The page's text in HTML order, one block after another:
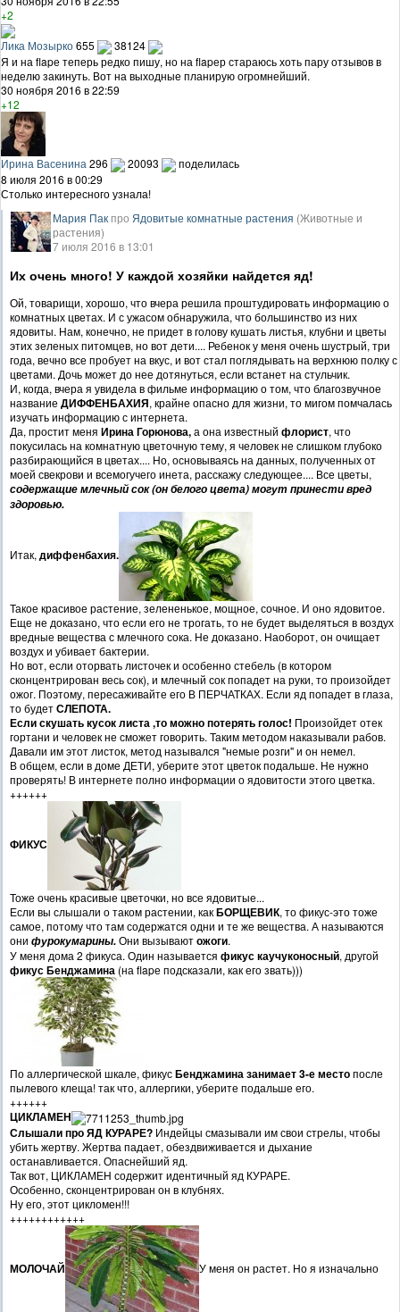
+2
Лика Мозырко655
38124
Я и на flapе теперь редко пишу, но на flapер стараюсь хоть пару отзывов в
неделю закинуть. Вот на выходные планирую огромнейший.
30 ноября 2016 в 22:59
+12
Ирина Васенина 296 20093
поделилась
8 июля 2016 в 00:29
Столько интересного узнала!
Мария Пак про Ядовитые комнатные растения (Животные и
растения)
7 июля 2016 в 13:01
Их очень много! У каждой хозяйки найдется яд!
Ой, товарищи, хорошо, что вчера решила проштудировать информацию о
комнатных цветах. И с ужасом обнаружила, что большинство из них
ядовиты. Нам, конечно, не придет в голову кушать листья, клубни и цветы
этих зеленых питомцев, но вот дети.... Ребенок у меня очень шустрый, три
года, вечно все пробует на вкус, и вот стал поглядывать на верхнюю полку с
цветами. Дочь может до нее дотянуться, если встанет на стульчик.
И, когда, вчера я увидела в фильме информацию о том, что благозвучное
название ДИФФЕНБАХИЯ, крайне опасно для жизни, то мигом помчалась
изучать информацию с интернета.
Да, простит меня Ирина Горюнова,а она известный флорист, что
покусилась на комнатную цветочную тему, я человек не слишком глубоко
разбирающийся в цветах.... Но, основываясь на данных, полученных от
моей свекрови и всемогучего инета, расскажу следующее.... Все цветы,
содержащие млечный сок (он белого цвета) могут принести вред
здоровью.
Итак, диффенбахия.
Такое красивое растение, зелененькое, мощное, сочное. И оно ядовитое.
Еще не доказано, что если его не трогать, то не будет выделяться в воздух
вредные вещества с млечного сока. Не доказано. Наоборот, он очищает
воздух и убивает бактерии.
Но вот, если оторвать листочек и особенно стебель (в котором
сконцентрирован весь сок), и млечный сок попадет на руки, то произойдет
ожог. Поэтому, пересаживайте его В ПЕРЧАТКАХ. Если яд попадет в глаза,
то будетСЛЕПОТА.
Если скушать кусок листа ,то можно потерять голос! Произойдет отек
гортани и человек не сможет говорить. Таким методом наказывали рабов.
Давали им этот листок, метод назывался "немые розги" и он немел.
В общем, если в доме ДЕТИ, уберите этот цветок подальше. Не нужно
проверять! В интернете полно информации о ядовитости этого цветка.
++++++
ФИКУС
Тоже очень красивые цветочки, но все ядовитые...
Если вы слышали о таком растении, какБОРЩЕВИК, то фикус-это тоже
самое, потому что там содержатся одни и те же вещества. А называются
они фурокумарины.Они вызываютожоги.
У меня дома 2 фикуса. Один называется фикус каучуконосный, другой
фикус Бенджамина (на flapе подсказали, как его звать)))
По аллергической шкале, фикусБенджамина занимает 3-е местопосле
пылевого клеща! так что, аллергики, уберите подальше его.
++++++
ЦИКЛАМЕН
Слышали про ЯД КУРАРЕ? Индейцы смазывали им свои стрелы, чтобы
убить жертву. Жертва падает, обездвиживается и дыхание
останавливается. Опаснейший яд.
Так вот, ЦИКЛАМЕН содержит идентичный яд КУРАРЕ.
Особенно, сконцентрирован он в клубнях.
Ну его, этот цикломен!!!
++++++++++++
МОЛОЧАЙ У меня он растет. Но я изначально